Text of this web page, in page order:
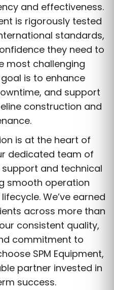
and effectiveness.
is rigorously tested
standards,
they need to
most challenging
is to enhance
and support
construction and
is at the heart of
dedicated team of
and technical
smooth operation
We’ve earned
across more than
consistent quality,
commitment to
SPM Equipment,
partner invested in
success.